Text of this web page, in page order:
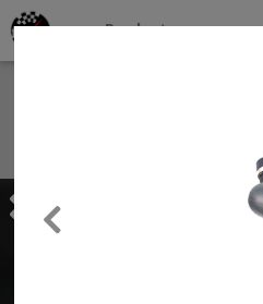
Clients
Productos por